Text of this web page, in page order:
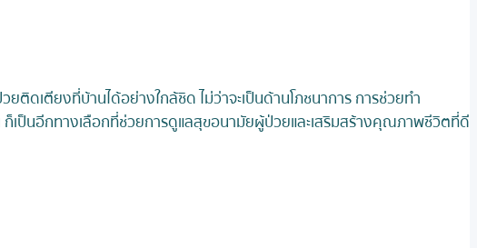
เตียงที่บ้านได้อย่างใกล้ชิด ไม่ว่าจะเป็นด้านโภชนาการ การช่วยทำ
ป็นอีกทางเลือกที่ช่วยการดูแลสุขอนามัยผู้ป่วยและเสริมสร้างคุณภาพชีวิตที่ดี